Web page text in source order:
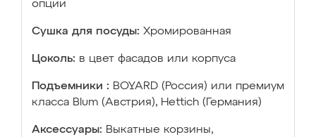
опции
Сушка для посуды: Хромированная
Цоколь: в цвет фасадов или корпуса
Подъемники : BOYARD (Россия) или премиум
класса Blum (Австрия), Hettich (Германия)
Аксессуары: Выкатные корзины,